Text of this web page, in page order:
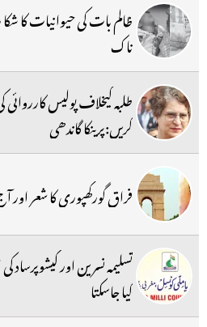
ظالم بات کی حیوانیات کا
ناک
طلبہ کیخلاف پولیس
کریں:پرینکا گاندھی
فراق گورکھپوری کا شعر اور
تسلیمہ نسرین اور کیشوپرساد
کیا جاسکتا